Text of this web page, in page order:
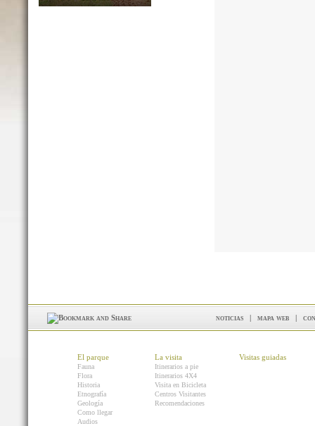
noticias | mapa web |
El parque
Fauna
Flora
Historia
Etnografía
Geología
Como llegar
Audios
La visita
Itinerarios a pie
Itinerarios 4X4
Visita en Bicicleta
Centros Visitantes
Recomendaciones
Visitas guiadas